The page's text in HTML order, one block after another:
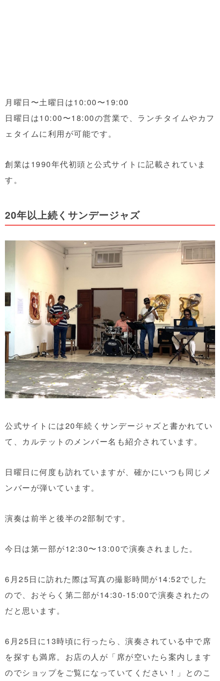
月曜日〜土曜日は10:00〜19:00
日曜日は10:00〜18:00の営業で、ランチタイムやカフ
ェタイムに利用が可能です。
創業は1990年代初頭と公式サイトに記載されていま
す。
20年以上続くサンデージャズ
公式サイトには20年続くサンデージャズと書かれてい
て、カルテットのメンバー名も紹介されています。
日曜日に何度も訪れていますが、確かにいつも同じメ
ンバーが弾いています。
演奏は前半と後半の2部制です。
今日は第一部が12:30〜13:00で演奏されました。
6月25日に訪れた際は写真の撮影時間が14:52でした
ので、おそらく第二部が14:30-15:00で演奏されたの
だと思います。
6月25日に13時頃に行ったら、演奏されている中で席
を探すも満席。お店の人が「席が空いたら案内します
のでショップをご覧になっていてください！」とのこ